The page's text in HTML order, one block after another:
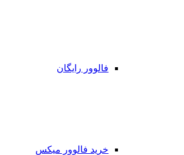
فالوور رایگان
خرید فالوور میکس